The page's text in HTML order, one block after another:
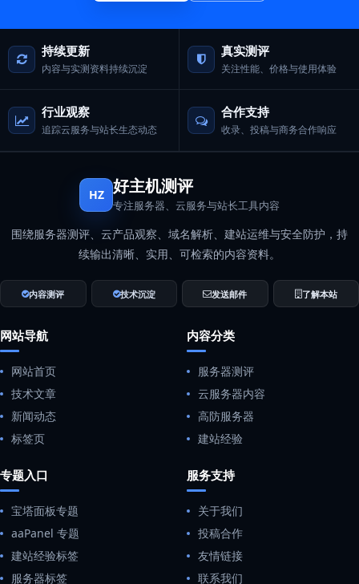
持续更新
内容与实测资料持续沉淀
真实测评
关注性能、价格与使用体验
行业观察
追踪云服务与站长生态动态
合作支持
收录、投稿与商务合作响应
HZ 好主机测评
专注服务器、云服务与站长工具内容
围绕服务器测评、云产品观察、域名解析、建站运维与安全防护，持
续输出清晰、实用、可检索的内容资料。
内容测评 技术沉淀 发送邮件 了解本站
网站导航
网站首页
技术文章
新闻动态
标签页
内容分类
服务器测评
云服务器内容
高防服务器
建站经验
专题入口
宝塔面板专题
aaPanel 专题
建站经验标签
服务器标签
服务支持
关于我们
投稿合作
友情链接
联系我们